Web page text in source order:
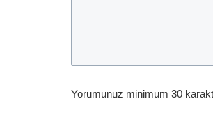
Yorumunuz minimum 30